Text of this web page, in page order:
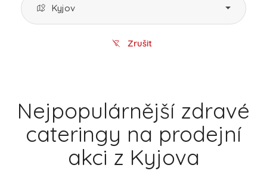
Kyjov
Zrušit
Nejpopulárnější zdravé
cateringy na prodejní
akci z Kyjova